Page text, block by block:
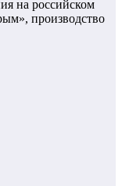
на российском
производство